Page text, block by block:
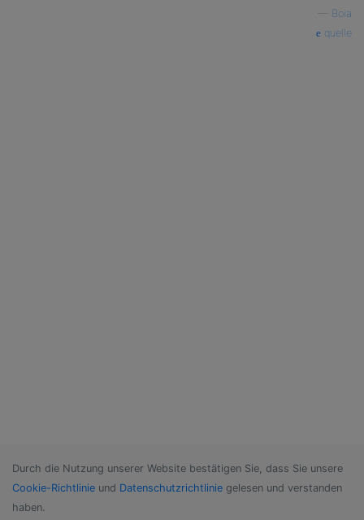
Boia
quelle
Durch die Nutzung unserer Website bestätigen Sie, dass Sie unsere
Cookie-Richtlinie und Datenschutzrichtlinie gelesen und verstanden
haben.